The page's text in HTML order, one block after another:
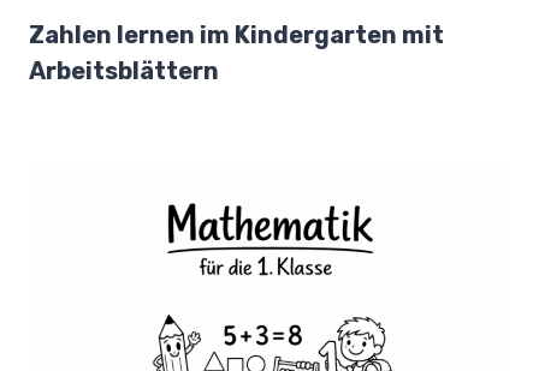
Zahlen lernen im Kindergarten mit
Arbeitsblättern